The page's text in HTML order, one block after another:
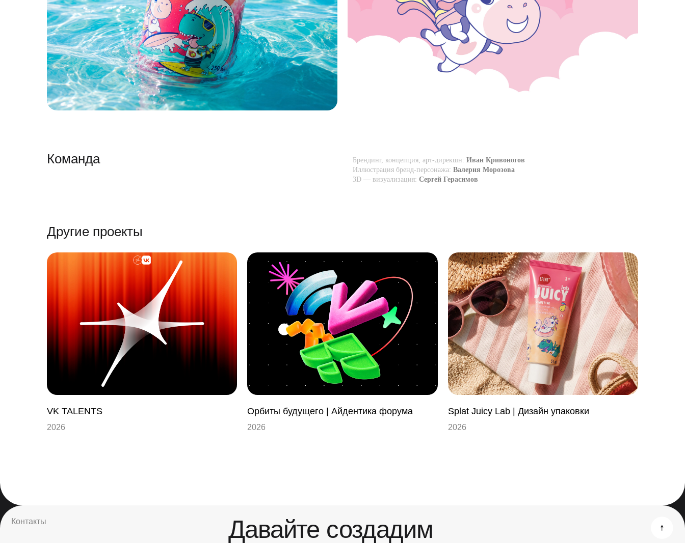
Команда Брендинг, концепция, арт-дирекшн: Иван Кривоногов
Иллюстрация бренд-персонажа: Валерия Морозова
3D — визуализация: Сергей Герасимов
Другие проекты
VK TALENTS
2026
Орбиты будущего | Айдентика форума
2026
Splat Juicy Lab | Дизайн упаковки
2026
обсудить проект
Давайте создадим
что-то значимое
вместе